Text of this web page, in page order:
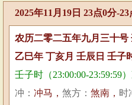
2025年11月19日 23点0分-
农历二零二五年九月三十号
乙巳年 丁亥月 壬辰日 壬子
壬子时（23:00:00-23:59:59
冲： 冲马， 煞方： 煞南， 时